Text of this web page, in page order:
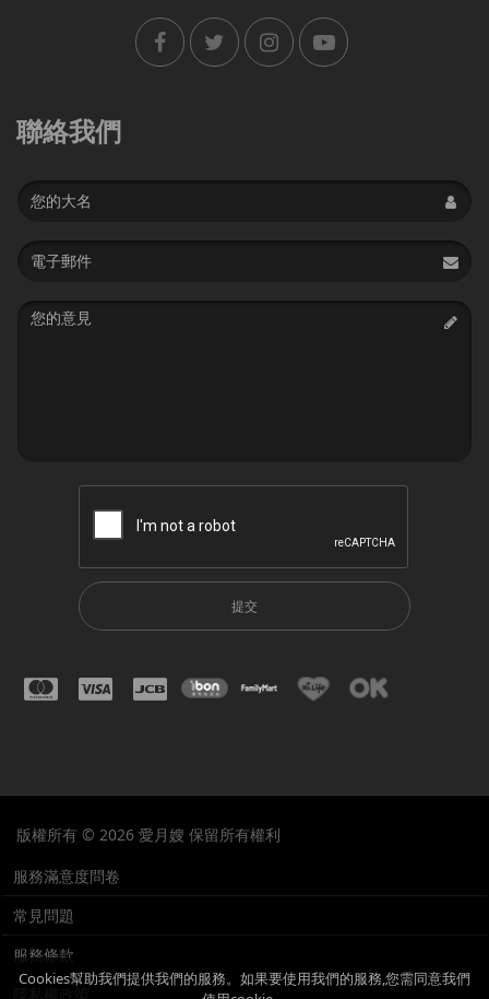
聯絡我們
Name
Email
address
Message
提交
版權所有 © 2026 愛月嫂 保留所有權利
服務滿意度問卷
常見問題
服務條款
Cookies幫助我們提供我們的服務。如果要使用我們的服務,您需同意我們